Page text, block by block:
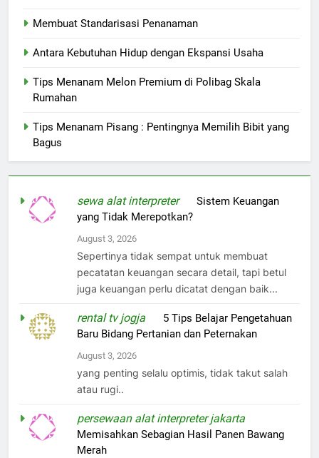
Membuat Standarisasi Penanaman
Antara Kebutuhan Hidup dengan Ekspansi Usaha
Tips Menanam Melon Premium di Polibag Skala
Rumahan
Tips Menanam Pisang : Pentingnya Memilih Bibit yang
Bagus
sewa alat interpreteronSistem Keuangan
yang Tidak Merepotkan?
August 3, 2026
Sepertinya tidak sempat untuk membuat
pecatatan keuangan secara detail, tapi betul
juga keuangan perlu dicatat dengan baik...
rental tv jogja
5 Tips Belajar Pengetahuan
Baru Bidang Pertanian dan Peternakan
August 3, 2026
yang penting selalu optimis, tidak takut salah
atau rugi..
persewaan alat interpreter jakarta
Memisahkan Sebagian Hasil Panen Bawang
Merah